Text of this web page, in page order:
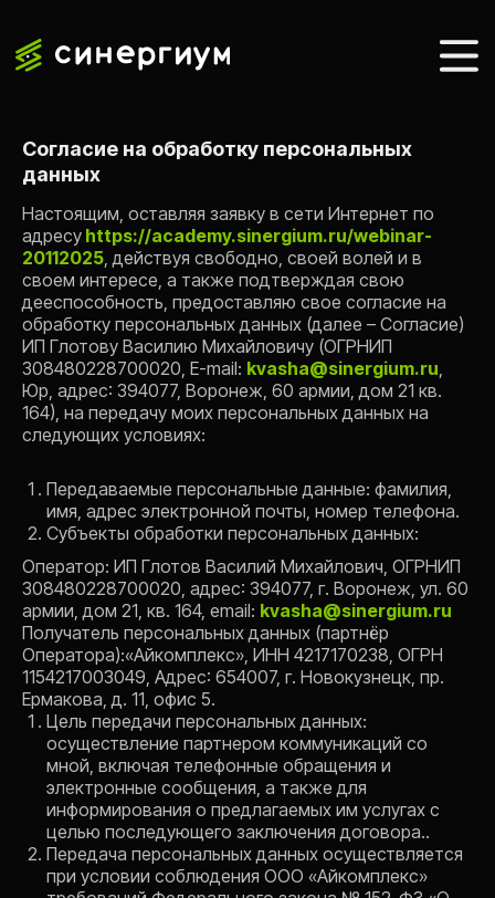
Согласие на обработку персональных
данных
Настоящим, оставляя заявку в сети Интернет по
адресу https://academy.sinergium.ru/webinar-
20112025, действуя свободно, своей волей и в
своем интересе, а также подтверждая свою
дееспособность, предоставляю свое согласие на
обработку персональных данных (далее – Согласие)
ИП Глотову Василию Михайловичу (ОГРНИП
308480228700020, E-mail: kvasha@sinergium.ru,
Юр, адрес: 394077, Воронеж, 60 армии, дом 21 кв.
164), на передачу моих персональных данных на
следующих условиях:
Передаваемые персональные данные: фамилия,
имя, адрес электронной почты, номер телефона.
Субъекты обработки персональных данных:
Оператор: ИП Глотов Василий Михайлович, ОГРНИП
308480228700020, адрес: 394077, г. Воронеж, ул. 60
армии, дом 21, кв. 164, email: kvasha@sinergium.ru
Получатель персональных данных (партнёр
Оператора):«Айкомплекс», ИНН 4217170238, ОГРН
1154217003049, Адрес: 654007, г. Новокузнецк, пр.
Ермакова, д. 11, офис 5.
Цель передачи персональных данных:
осуществление партнером коммуникаций со
мной, включая телефонные обращения и
электронные сообщения, а также для
информирования о предлагаемых им услугах с
целью последующего заключения договора..
Передача персональных данных осуществляется
при условии соблюдения ООО «Айкомплекс»